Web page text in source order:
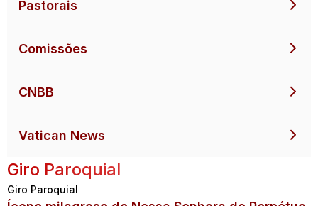
Pastorais
Comissões
CNBB
Vatican News
Giro Paroquial
Giro Paroquial